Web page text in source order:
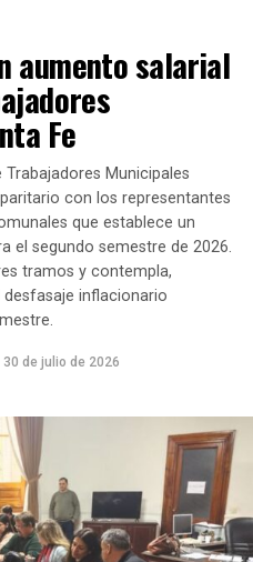
resolvió
se desarrollarán con
adelante una
Plaza del Soldado, con el
del sector sin
jornada de
el provincial anunciaron
informó que realizará
de la
educativo.
Educación de Santa Fe
aumento salarial
Fe
Municipales
con los representantes
que establece un
el segundo semestre de 2026.
tramos y contempla,
inflacionario
30 de julio de 2026